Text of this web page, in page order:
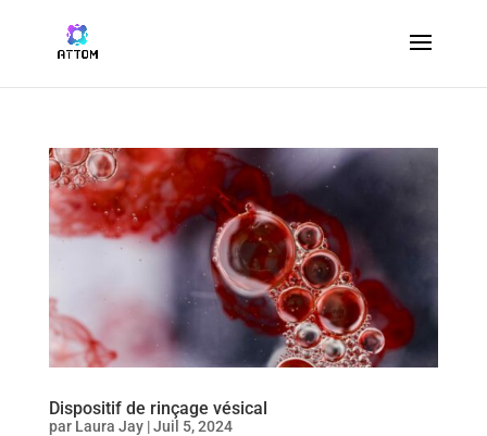
Dispositif de rinçage vésical
par Laura Jay|Juil 5, 2024